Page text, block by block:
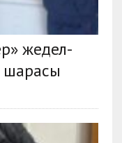
жедел-
шарасы